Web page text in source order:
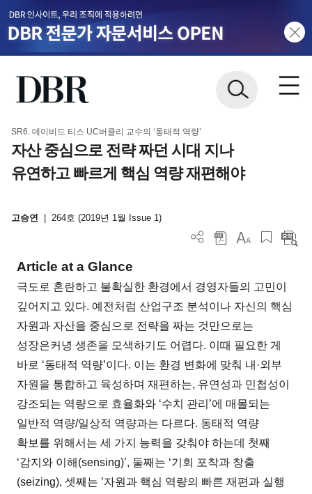
SR6. 데이비드 티스 UC버클리 교수의 ‘동태적 역량’
자산 중심으로 전략 짜던 시대 지나
유연하고 빠르게 핵심 역량 재편해야
고승연 264호 (2019년 1월 Issue 1)
Article at a Glance
극도로 혼란하고 불확실한 환경에서 경영자들의 고민이
깊어지고 있다. 예전처럼 산업구조 분석이나 자신의 핵심
자원과 자산을 중심으로 전략을 짜는 것만으로는
성장은커녕 생존을 모색하기도 어렵다. 이때 필요한 게
바로 ‘동태적 역량’이다. 이는 환경 변화에 맞춰 내·외부
자원을 통합하고 육성하며 재편하는, 유연성과 민첩성이
강조되는 역량으로 효율화와 ‘수치 관리’에 매몰되는
일반적 역량/일상적 역량과는 다르다. 동태적 역량
확보를 위해서는 세 가지 능력을 갖춰야 하는데 첫째
‘감지와 이해(sensing)’, 둘째는 ‘기회 포착과 창출
(seizing), 셋째는 ’자원과 핵심 역량의 빠른 재편과 실행